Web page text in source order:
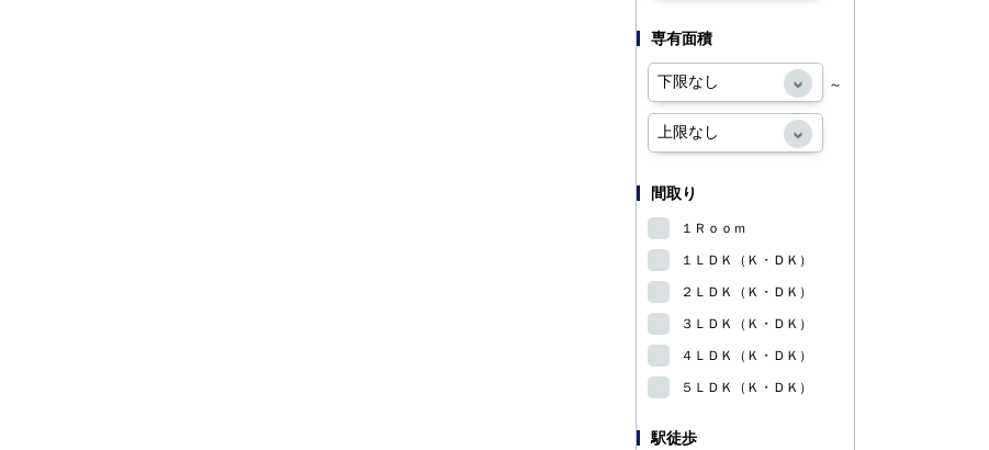
専有面積
～
間取り
１Ｒｏｏｍ
１ＬＤＫ（Ｋ・ＤＫ）
２ＬＤＫ（Ｋ・ＤＫ）
３ＬＤＫ（Ｋ・ＤＫ）
４ＬＤＫ（Ｋ・ＤＫ）
５ＬＤＫ（Ｋ・ＤＫ）
駅徒歩